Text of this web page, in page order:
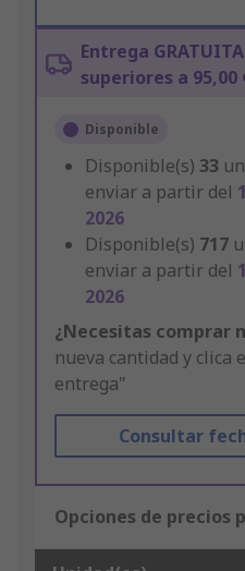
Entrega
superiores a 95,00
Disponible
Disponible(s) 33
enviar a partir del
2026
Disponible(s) 717
enviar a partir del
2026
¿Necesitas comprar
nueva cantidad y clica
entrega"
Consultar
Opciones de precios